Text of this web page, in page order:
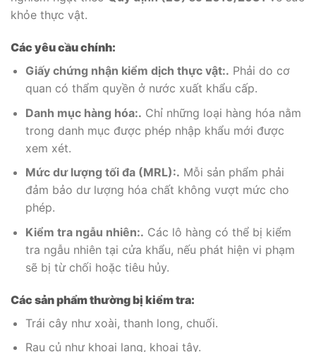
khỏe thực vật.
Các yêu cầu chính:
Giấy chứng nhận kiểm dịch thực vật:. Phải do cơ
quan có thẩm quyền ở nước xuất khẩu cấp.
Danh mục hàng hóa:. Chỉ những loại hàng hóa nằm
trong danh mục được phép nhập khẩu mới được
xem xét.
Mức dư lượng tối đa (MRL):. Mỗi sản phẩm phải
đảm bảo dư lượng hóa chất không vượt mức cho
phép.
Kiểm tra ngẫu nhiên:. Các lô hàng có thể bị kiểm
tra ngẫu nhiên tại cửa khẩu, nếu phát hiện vi phạm
sẽ bị từ chối hoặc tiêu hủy.
Các sản phẩm thường bị kiểm tra:
Trái cây như xoài, thanh long, chuối.
Rau củ như khoai lang, khoai tây.